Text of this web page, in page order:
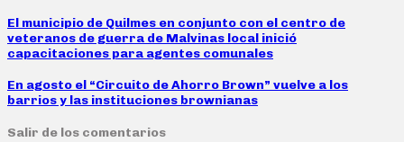
El municipio de Quilmes en conjunto con el centro de
veteranos de guerra de Malvinas local inició
capacitaciones para agentes comunales
En agosto el “Circuito de Ahorro Brown” vuelve a los
barrios y las instituciones brownianas
Salir de los comentarios